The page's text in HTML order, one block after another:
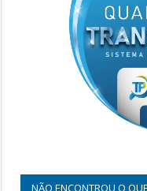
NÃO ENCONTROU O